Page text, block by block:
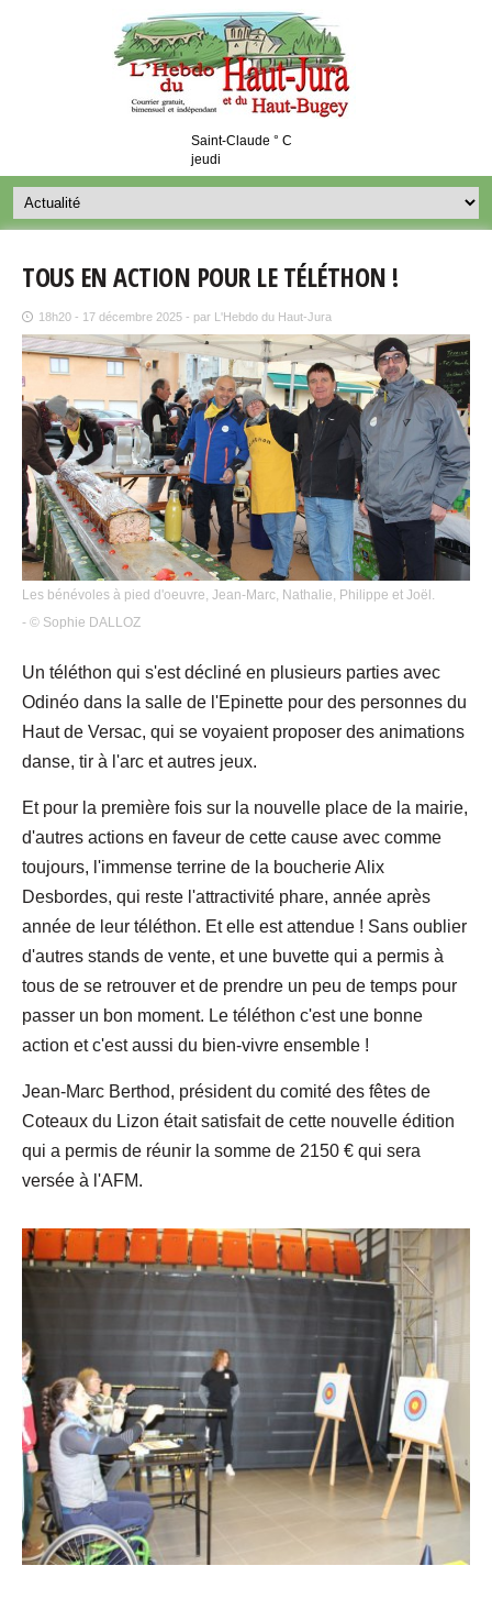
Saint-Claude ° C
jeudi
TOUS EN ACTION POUR LE TÉLÉTHON !
18h20 - 17 décembre 2025 - par L'Hebdo du Haut-Jura
Les bénévoles à pied d'oeuvre, Jean-Marc, Nathalie, Philippe et Joël.
- © Sophie DALLOZ
Un téléthon qui s'est décliné en plusieurs parties avec
Odinéo dans la salle de l'Epinette pour des personnes du
Haut de Versac, qui se voyaient proposer des animations
danse, tir à l'arc et autres jeux.
Et pour la première fois sur la nouvelle place de la mairie,
d'autres actions en faveur de cette cause avec comme
toujours, l'immense terrine de la boucherie Alix
Desbordes, qui reste l'attractivité phare, année après
année de leur téléthon. Et elle est attendue ! Sans oublier
d'autres stands de vente, et une buvette qui a permis à
tous de se retrouver et de prendre un peu de temps pour
passer un bon moment. Le téléthon c'est une bonne
action et c'est aussi du bien-vivre ensemble !
Jean-Marc Berthod, président du comité des fêtes de
Coteaux du Lizon était satisfait de cette nouvelle édition
qui a permis de réunir la somme de 2150 € qui sera
versée à l'AFM.